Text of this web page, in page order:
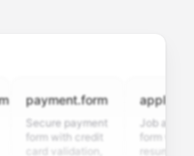
payment.form
Secure payment
form with credit
card validation,
Job application
form with
resume upload,